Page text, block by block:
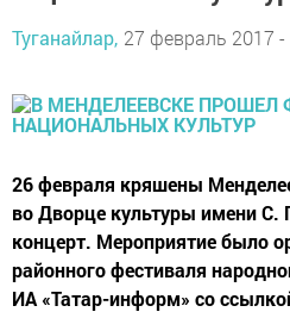
Туганайлар, 27 февраль 2017 -
26 февраля кряшены
во Дворце культуры имени С.
концерт. Мероприятие было
районного фестиваля
ИА «Татар-информ» со